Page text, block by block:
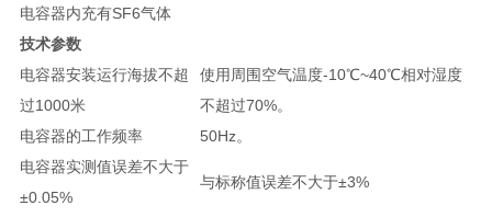
电容器内充有SF6气体
技术参数
电容器安装运行海拔不超
过1000米
使用周围空气温度-10℃~40℃相对湿度
不超过70%。
电容器的工作频率
50Hz。
电容器实测值误差不大于
±0.05%
与标称值误差不大于±3%